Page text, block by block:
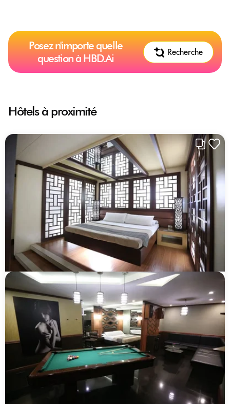
Posez n'importe quelle
question à HBD.Ai
Recherche
Hôtels à proximité